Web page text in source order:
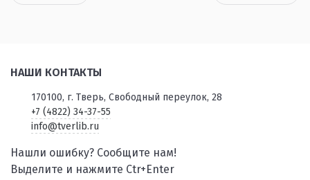
НАШИ КОНТАКТЫ
170100, г. Тверь, Свободный переулок, 28
+7 (4822) 34-37-55
info@tverlib.ru
Нашли ошибку? Сообщите нам!
Выделите и нажмите Ctr+Enter